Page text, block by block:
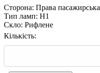
Сторона: Права пасажирська
Тип ламп: H1
Скло: Рифлене
Кількість: